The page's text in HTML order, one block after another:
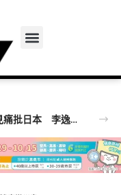
白海豚外圍環流遇大潮釀海水倒灌 30多商家受害 謝國樑親赴慰問